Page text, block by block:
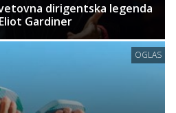
dirigentska legenda
Gardiner
OGLAS